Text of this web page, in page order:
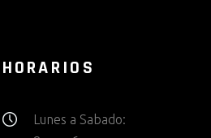
HORARIOS
Lunes a Sabado: